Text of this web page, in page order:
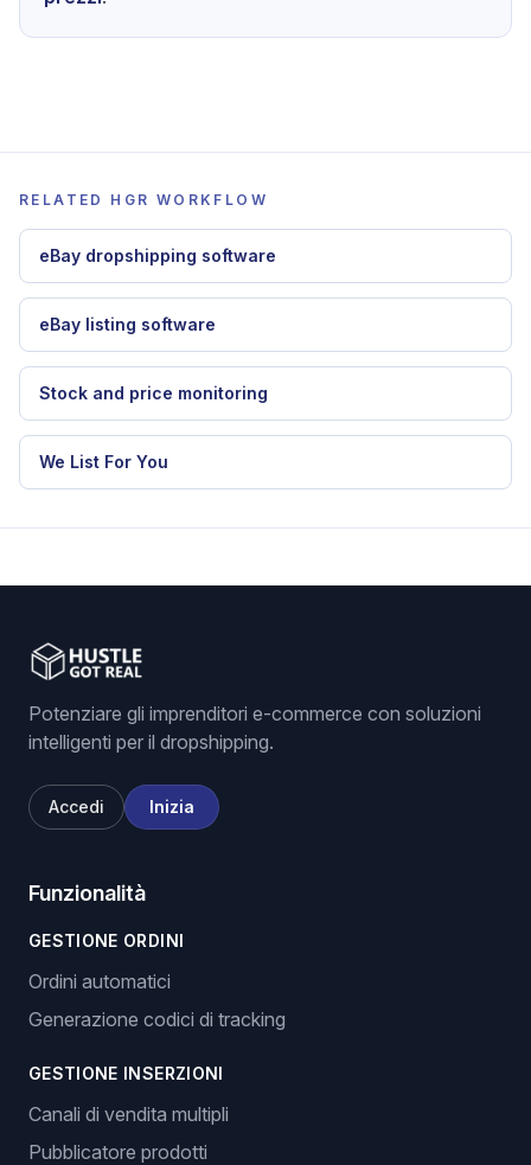
RELATED HGR WORKFLOW
eBay dropshipping software
eBay listing software
Stock and price monitoring
We List For You
Potenziare gli imprenditori e-commerce con soluzioni
intelligenti per il dropshipping.
Accedi Inizia
Funzionalità
GESTIONE ORDINI
Ordini automatici
Generazione codici di tracking
GESTIONE INSERZIONI
Canali di vendita multipli
Pubblicatore prodotti